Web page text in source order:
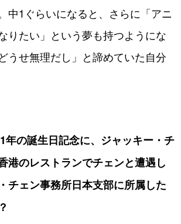
中1ぐらいになると、さらに「アニ
りたい」という夢も持つようにな
うせ無理だし」と諦めていた自分
の誕生日記念に、ジャッキー・チ
港のレストランでチェンと遭遇し
チェン事務所日本支部に所属した